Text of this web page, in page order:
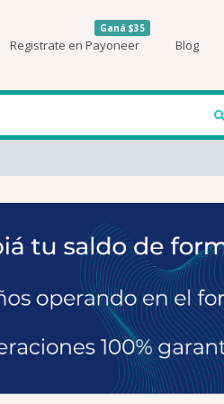
Registrate en Payoneer
Ganá $35
Blog